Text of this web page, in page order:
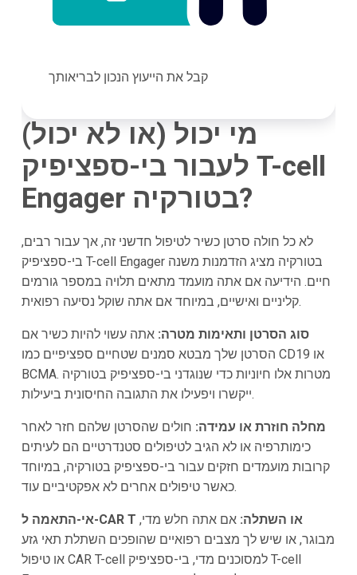
קבל את הייעוץ הנכון לבריאותך
מי יכול (או לא יכול)
לעבור בי-ספציפיק T-cell
Engager בטורקיה?
לא כל חולה סרטן כשיר לטיפול חדשני זה, אך עבור רבים,
בי-ספציפיק T-cell Engager בטורקיה מציג הזדמנות משנה
חיים. הידיעה אם אתה מועמד מתאים תלויה במספר גורמים
קליניים ואישיים, במיוחד אם אתה שוקל נסיעה רפואית.
סוג הסרטן ותאימות מטרה: אתה עשוי להיות כשיר אם
הסרטן שלך מבטא סמנים שטחיים ספציפיים כמו CD19 או
BCMA. מטרות אלו חיוניות כדי שנוגדני בי-ספציפיק בטורקיה
ייקשרו ויפעילו את התגובה החיסונית ביעילות.
מחלה חוזרת או עמידה: חולים שהסרטן שלהם חזר לאחר
כימותרפיה או לא הגיב לטיפולים סטנדרטיים הם לעיתים
קרובות מועמדים חזקים עבור בי-ספציפיק בטורקיה, במיוחד
כאשר טיפולים אחרים לא אפקטיביים עוד.
אי-התאמה ל-CAR T או השתלה: אם אתה חלש מדי,
מבוגר, או שיש לך מצבים רפואיים שהופכים השתלת תאי גזע
או טיפול CAR T-cell למסוכנים מדי, בי-ספציפיק T-cell